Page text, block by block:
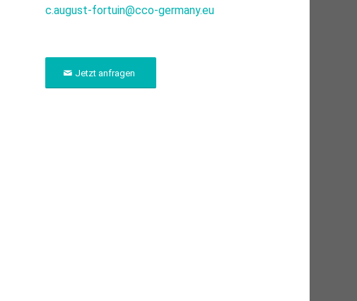
c.august-fortuin@cco-germany.eu
Jetzt anfragen